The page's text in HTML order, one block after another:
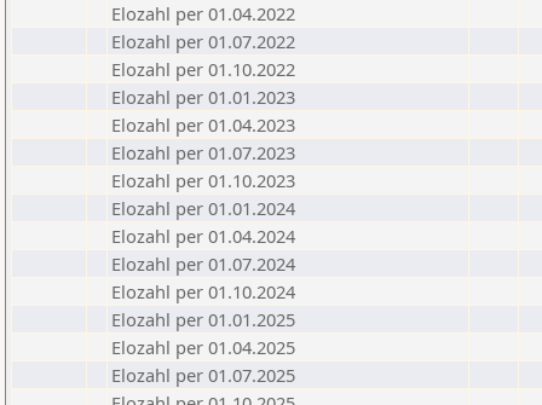
Elozahl per 01.04.2022
Elozahl per 01.07.2022
Elozahl per 01.10.2022
Elozahl per 01.01.2023
Elozahl per 01.04.2023
Elozahl per 01.07.2023
Elozahl per 01.10.2023
Elozahl per 01.01.2024
Elozahl per 01.04.2024
Elozahl per 01.07.2024
Elozahl per 01.10.2024
Elozahl per 01.01.2025
Elozahl per 01.04.2025
Elozahl per 01.07.2025